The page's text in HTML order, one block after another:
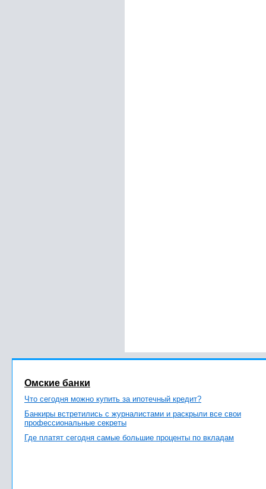
Омские банки
Что сегодня можно купить за ипотечный кредит?
Банкиры встретились с журналистами и раскрыли все свои
профессиональные секреты
Где платят сегодня самые большие проценты по вкладам